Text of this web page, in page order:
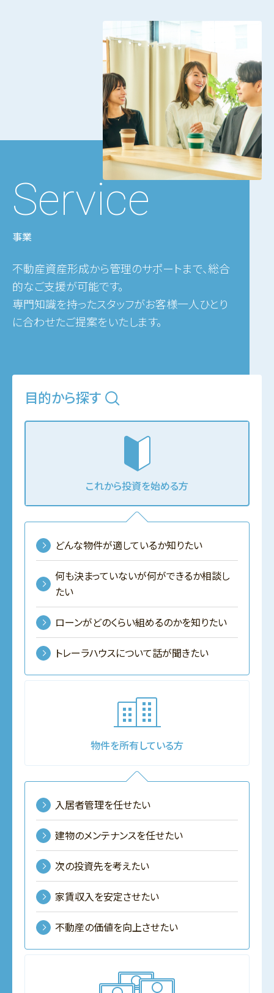
Service
事業
不動産資産形成から管理のサポートまで、総合
的なご支援が可能です。
専門知識を持ったスタッフがお客様一人ひとり
に合わせたご提案をいたします。
目的から探す
これから投資を始める方
どんな物件が適しているか知りたい
何も決まっていないが何ができるか相談し
たい
ローンがどのくらい組めるのかを知りたい
トレーラハウスについて話が聞きたい
物件を所有している方
入居者管理を任せたい
建物のメンテナンスを任せたい
次の投資先を考えたい
家賃収入を安定させたい
不動産の価値を向上させたい